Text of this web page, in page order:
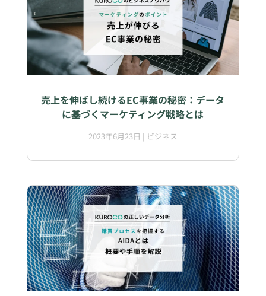
売上を伸ばし続けるEC事業の秘密：データ
に基づくマーケティング戦略とは
2023年6月23日 | ビジネス